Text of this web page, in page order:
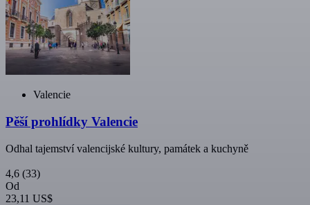
Valencie
Pěší prohlídky Valencie
Odhal tajemství valencijské kultury, památek a kuchyně
4,6 (33)
Od
23,11 US$